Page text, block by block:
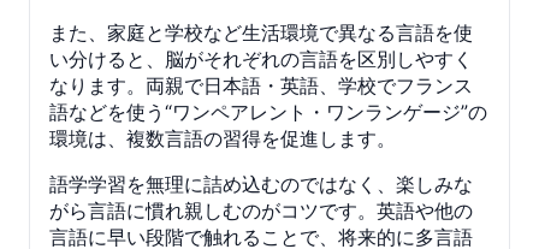
また、家庭と学校など生活環境で異なる言語を使
い分けると、脳がそれぞれの言語を区別しやすく
なります。両親で日本語・英語、学校でフランス
語などを使う“ワンペアレント・ワンランゲージ”の
環境は、複数言語の習得を促進します。
語学学習を無理に詰め込むのではなく、楽しみな
がら言語に慣れ親しむのがコツです。英語や他の
言語に早い段階で触れることで、将来的に多言語